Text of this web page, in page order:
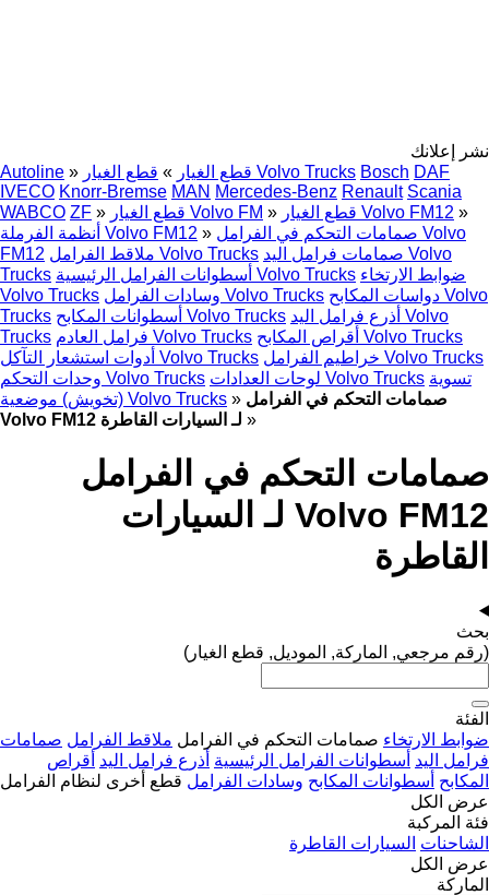
نشر إعلانك
Autoline » قطع الغيار » قطع الغيار Volvo Trucks Bosch DAF
IVECO Knorr-Bremse MAN Mercedes-Benz Renault Scania
WABCO ZF » قطع الغيار Volvo FM » قطع الغيار Volvo FM12 »
أنظمة الفرملة Volvo FM12 » صمامات التحكم في الفرامل Volvo
FM12
ملاقط الفرامل Volvo Trucks صمامات فرامل اليد Volvo
Trucks
أسطوانات الفرامل الرئيسية Volvo Trucks ضوابط الارتخاء
Volvo Trucks
وسادات الفرامل Volvo Trucks دواسات المكابح Volvo
Trucks
أسطوانات المكابح Volvo Trucks أذرع فرامل اليد Volvo
Trucks
فرامل العادم Volvo Trucks
أقراص المكابح Volvo Trucks
أدوات استشعار التآكل Volvo Trucks
خراطيم الفرامل Volvo Trucks
وحدات التحكم Volvo Trucks
لوحات العدادات Volvo Trucks تسوية
(تخويش) موضعية Volvo Trucks » صمامات التحكم في الفرامل
Volvo FM12 لـ السيارات القاطرة »
صمامات التحكم في الفرامل
Volvo FM12 لـ السيارات
القاطرة
بحث
(رقم مرجعي, الماركة, الموديل, قطع الغيار)
الفئة
ضوابط الارتخاء صمامات التحكم في الفرامل ملاقط الفرامل صمامات
فرامل اليد أسطوانات الفرامل الرئيسية أذرع فرامل اليد أقراص
المكابح أسطوانات المكابح وسادات الفرامل قطع أخرى لنظام الفرامل
عرض الكل
فئة المركبة
الشاحنات السيارات القاطرة
عرض الكل
الماركة